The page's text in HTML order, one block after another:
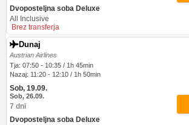
Dvoposteljna soba Deluxe
All Inclusive
Brez transferja
Dunaj
Austrian Airlines
Tja: 07:50 - 10:35 / 1h 45min
Nazaj: 11:20 - 12:10 / 1h 50min
Sob, 19.09.
Sob, 26.09.
7 dni
Dvoposteljna soba Deluxe